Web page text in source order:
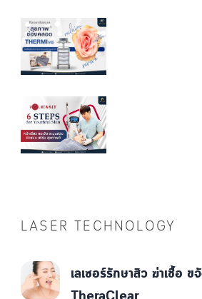
LASER TECHNOLOGY
เลเซอร์รักษาสิว ฆ่าเชื้อ